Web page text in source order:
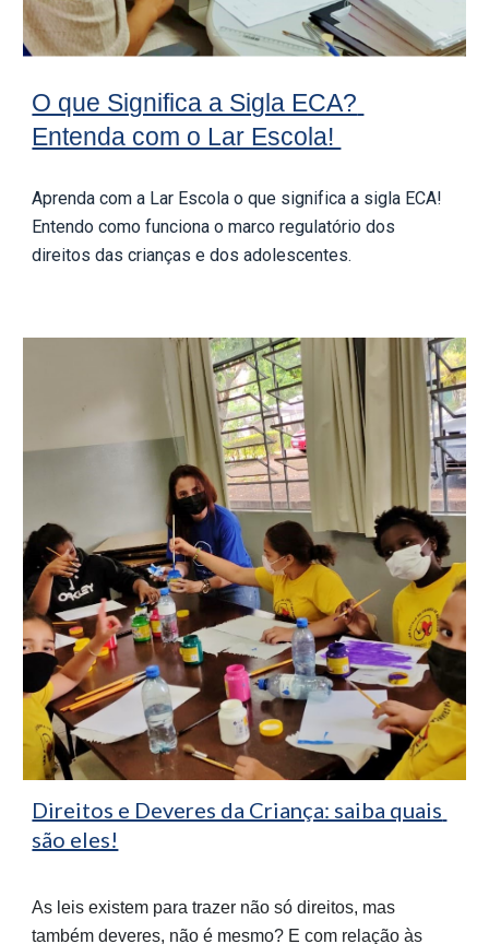
O que Significa a Sigla ECA?
Entenda com o Lar Escola!
Aprenda com a Lar Escola o que significa a sigla ECA!
Entendo como funciona o marco regulatório dos
direitos das crianças e dos adolescentes.
Direitos e Deveres da Criança: saiba quais
são eles!
As leis existem para trazer não só direitos, mas
também deveres, não é mesmo? E com relação às